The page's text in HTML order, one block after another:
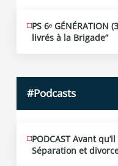
JUIN
19
2026
PS 6ᵉ GÉNÉRATION
livrés à la Brigade”
#Podcasts
MAI
13
2026
PODCAST Avant
Séparation et